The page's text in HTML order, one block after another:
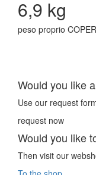
6,9 kg
peso proprio
Would you like
Use our request
request now
Would you like
Then visit our